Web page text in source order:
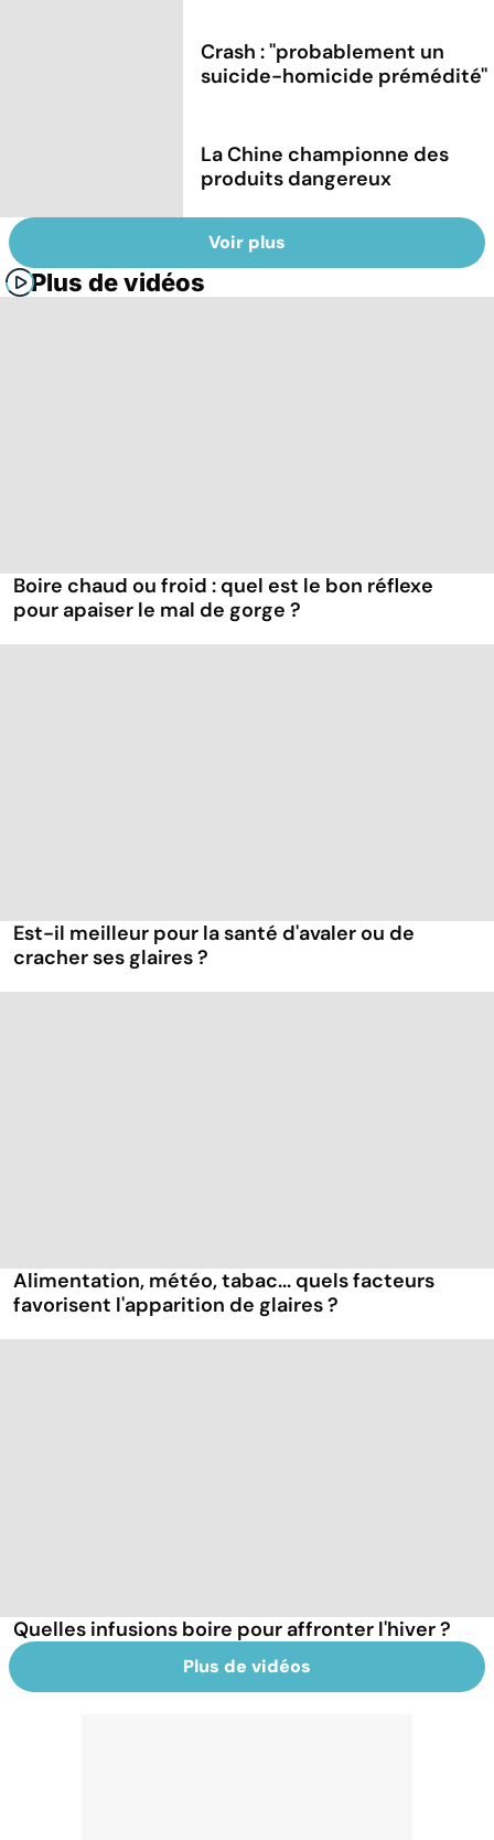
Crash : ''probablement un
suicide-homicide prémédité''
La Chine championne des
produits dangereux
Voir plus
Plus de vidéos
Boire chaud ou froid : quel est le bon réflexe
pour apaiser le mal de gorge ?
Est-il meilleur pour la santé d'avaler ou de
cracher ses glaires ?
Alimentation, météo, tabac... quels facteurs
favorisent l'apparition de glaires ?
Quelles infusions boire pour affronter l'hiver ?
Plus de vidéos